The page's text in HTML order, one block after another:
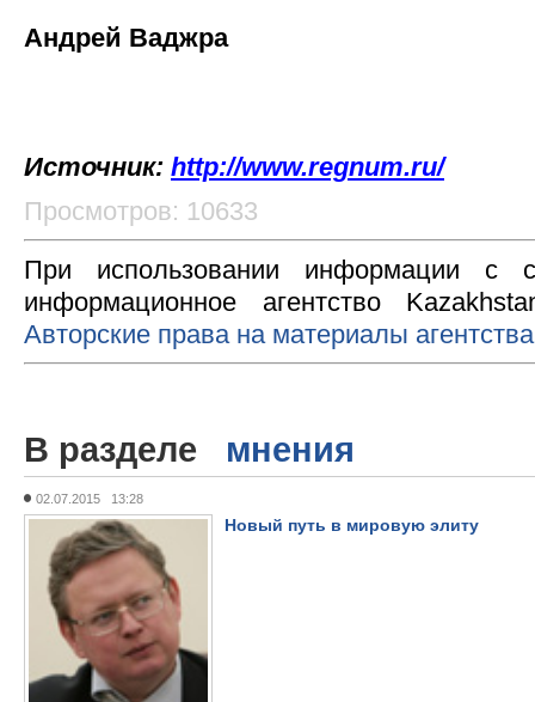
Андрей Ваджра
Источник: http://www.regnum.ru/
Просмотров: 10633
При использовании информации с
информационное агентство
Авторские права на материалы
В разделе мнения
02.07.2015 13:28
Новый путь в мировую элиту